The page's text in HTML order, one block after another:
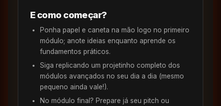
E como começar?
Ponha papel e caneta na mão logo no primeiro
módulo; anote ideias enquanto aprende os
fundamentos práticos.
Siga replicando um projetinho completo dos
módulos avançados no seu dia a dia (mesmo
pequeno ainda vale!).
No módulo final? Prepare já seu pitch ou